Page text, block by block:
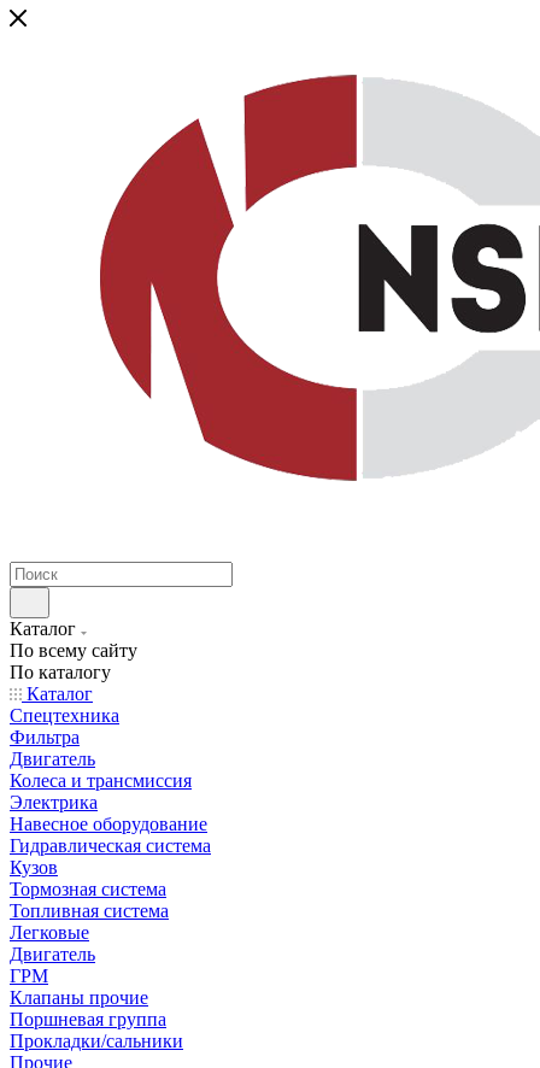
Каталог
По всему сайту
По каталогу
Каталог
Спецтехника
Фильтра
Двигатель
Колеса и трансмиссия
Электрика
Навесное оборудование
Гидравлическая система
Кузов
Тормозная система
Топливная система
Легковые
Двигатель
ГРМ
Клапаны прочие
Поршневая группа
Прокладки/сальники
Прочие